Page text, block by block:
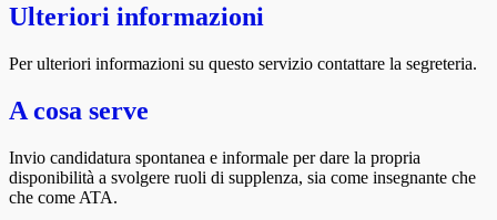
Ulteriori informazioni
Per ulteriori informazioni su questo servizio contattare la segreteria.
A cosa serve
Invio candidatura spontanea e informale per dare la propria
disponibilità a svolgere ruoli di supplenza, sia come insegnante che
che come ATA.